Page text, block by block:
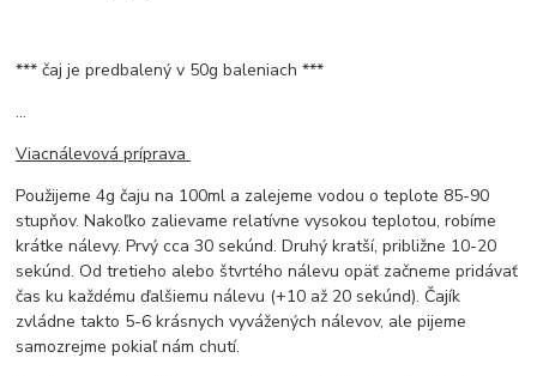
*** čaj je predbalený v 50g baleniach ***
...
Viacnálevová príprava
Použijeme 4g čaju na 100ml a zalejeme vodou o teplote 85-90
stupňov. Nakoľko zalievame relatívne vysokou teplotou, robíme
krátke nálevy. Prvý cca 30 sekúnd. Druhý kratší, približne 10-20
sekúnd. Od tretieho alebo štvrtého nálevu opäť začneme pridávať
čas ku každému ďalšiemu nálevu (+10 až 20 sekúnd). Čajík
zvládne takto 5-6 krásnych vyvážených nálevov, ale pijeme
samozrejme pokiaľ nám chutí.